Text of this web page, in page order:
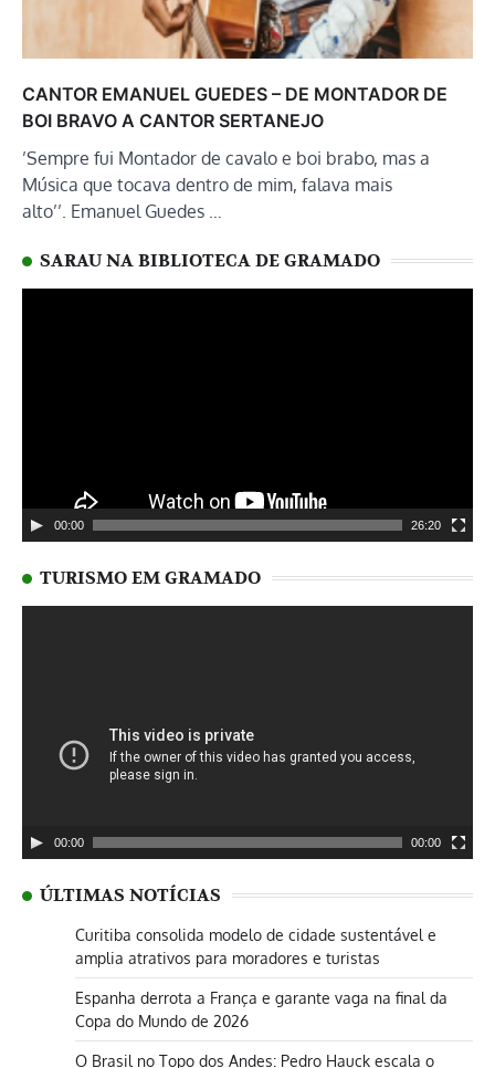
CANTOR EMANUEL GUEDES – DE MONTADOR DE
BOI BRAVO A CANTOR SERTANEJO
’Sempre fui Montador de cavalo e boi brabo, mas a
Música que tocava dentro de mim, falava mais
alto’’. Emanuel Guedes …
SARAU NA BIBLIOTECA DE GRAMADO
00:00 26:20
TURISMO EM GRAMADO
00:00 00:00
ÚLTIMAS NOTÍCIAS
Curitiba consolida modelo de cidade sustentável e
amplia atrativos para moradores e turistas
Espanha derrota a França e garante vaga na final da
Copa do Mundo de 2026
O Brasil no Topo dos Andes: Pedro Hauck escala o